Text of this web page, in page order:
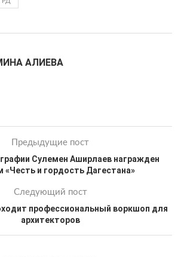
АЛИЕВА
Предыдущие пост
Сулемен Аширлаев награжден
«Честь и гордость Дагестана»
Следующий пост
профессиональный воркшоп для
архитекторов